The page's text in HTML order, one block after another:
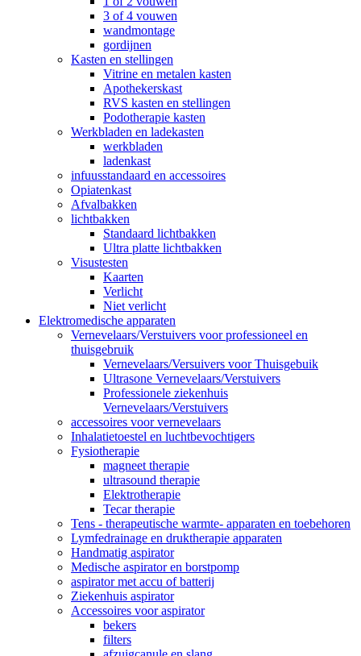
3 of 4 vouwen
wandmontage
gordijnen
Kasten en stellingen
Vitrine en metalen kasten
Apothekerskast
RVS kasten en stellingen
Podotherapie kasten
Werkbladen en ladekasten
werkbladen
ladenkast
infuusstandaard en accessoires
Opiatenkast
Afvalbakken
lichtbakken
Standaard lichtbakken
Ultra platte lichtbakken
Visustesten
Kaarten
Verlicht
Niet verlicht
Elektromedische apparaten
Vernevelaars/Verstuivers voor professioneel en
thuisgebruik
Vernevelaars/Versuivers voor Thuisgebuik
Ultrasone Vernevelaars/Verstuivers
Professionele ziekenhuis
Vernevelaars/Verstuivers
accessoires voor vernevelaars
Inhalatietoestel en luchtbevochtigers
Fysiotherapie
magneet therapie
ultrasound therapie
Elektrotherapie
Tecar therapie
Tens - therapeutische warmte- apparaten en toebehoren
Lymfedrainage en druktherapie apparaten
Handmatig aspirator
Medische aspirator en borstpomp
aspirator met accu of batterij
Ziekenhuis aspirator
Accessoires voor aspirator
bekers
filters